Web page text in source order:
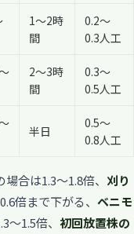
1〜2時
間
0.2〜
0.3人工
2〜3時
間
0.3〜
0.5人工
半日
0.5〜
0.8人工
場合は1.3〜1.8倍、 刈り
倍まで下がる、 ベニモ
〜1.5倍、 初回放置株の